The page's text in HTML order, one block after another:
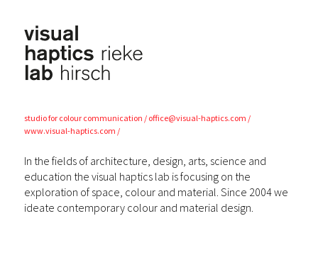
haptics lab
studio for colour communication
office@visual-haptics.com
www.visual-haptics.com
In the fields of architecture, design, arts, science and
education the visual haptics lab is focusing on the
exploration of space, colour and material. Since 2004 we
ideate contemporary colour and material design.